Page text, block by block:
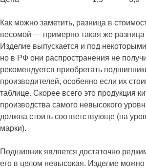
Как можно заметить, разница в
весомой — примерно такая же разница
Изделие выпускается и под
но в РФ они распространения не
рекомендуется приобретать
производителей, особенно если их
таблице. Скорее всего это продукция
производства самого невысокого
должна стоить соответствующе (на
марки).
Подшипник является достаточно
его в целом невысокая. Изделие можно